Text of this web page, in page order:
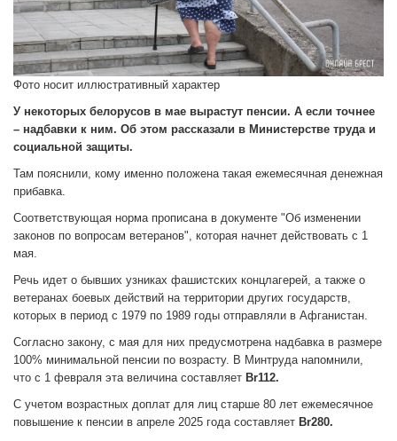
Фото носит иллюстративный характер
У некоторых белорусов в мае вырастут пенсии. А если точнее
– надбавки к ним. Об этом рассказали в Министерстве труда и
социальной защиты.
Там пояснили, кому именно положена такая ежемесячная денежная
прибавка.
Соответствующая норма прописана в документе "Об изменении
законов по вопросам ветеранов", которая начнет действовать с 1
мая.
Речь идет о бывших узниках фашистских концлагерей, а также о
ветеранах боевых действий на территории других государств,
которых в период с 1979 по 1989 годы отправляли в Афганистан.
Согласно закону, с мая для них предусмотрена надбавка в размере
100% минимальной пенсии по возрасту. В Минтруда напомнили,
что с 1 февраля эта величина составляет Br112.
С учетом возрастных доплат для лиц старше 80 лет ежемесячное
повышение к пенсии в апреле 2025 года составляет Br280.